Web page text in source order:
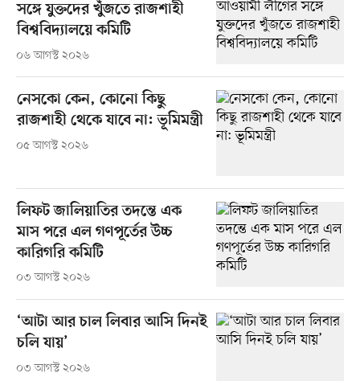
সঙ্গে যুক্তদের খুঁজতে রাজশাহী
বিশ্ববিদ্যালয়ে কমিটি
০৬ আগস্ট ২০২৬
নেসকো কেন, কোনো কিছু
রাজশাহী থেকে যাবে না: ভূমিমন্ত্রী
০৫ আগস্ট ২০২৬
লিফট জালিয়াতির তদন্তে এক
মাস পরে এল গণপূর্তের উচ্চ
কারিগরি কমিটি
০৩ আগস্ট ২০২৬
‘আটা আর চাল লিবার আসি দিনই
চলি যায়’
০৩ আগস্ট ২০২৬